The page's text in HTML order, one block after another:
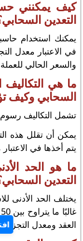
كيف يمكنني
التعدين
يمكنك استخدام
في الاعتبار معدل
والسعر الحالي
ما هي التكاليف
السحابي وكيف
تشمل التكاليف رسوم
يمكن أن تقلل هذه
يتم أخذها في الاعتبار
ما هو الحد
التعدين
يختلف الحد الأدنى
العقد ومعدل التجزئة.